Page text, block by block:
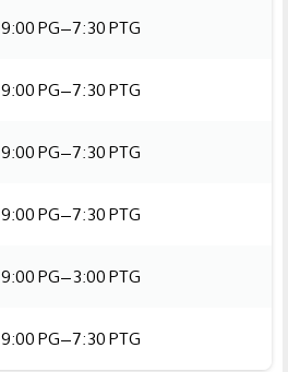
9:00 PG–7:30 PTG
9:00 PG–7:30 PTG
9:00 PG–7:30 PTG
9:00 PG–7:30 PTG
9:00 PG–3:00 PTG
9:00 PG–7:30 PTG